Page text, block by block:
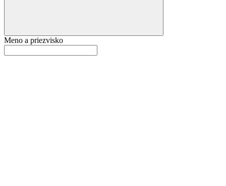
Meno a priezvisko